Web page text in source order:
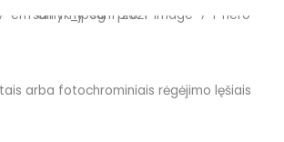
arba fotochrominiais rėgėjimo lęšiais